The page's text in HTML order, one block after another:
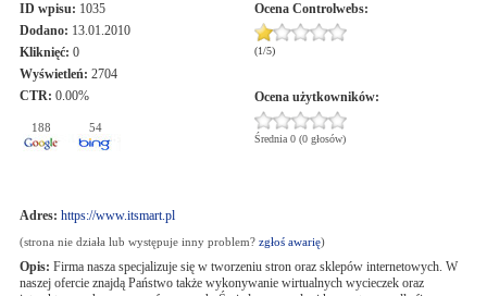
ID wpisu: 1035
Dodano: 13.01.2010
Kliknięć: 0
Wyświetleń: 2704
CTR: 0.00%
188 54
Ocena Controlwebs:
(1/5)
Ocena użytkowników:
Średnia 0 (0 głosów)
Adres: https://www.itsmart.pl
(strona nie działa lub występuje inny problem? zgłoś awarię)
Opis: Firma nasza specjalizuje się w tworzeniu stron oraz sklepów internetowych. W
naszej ofercie znajdą Państwo także wykonywanie wirtualnych wycieczek oraz